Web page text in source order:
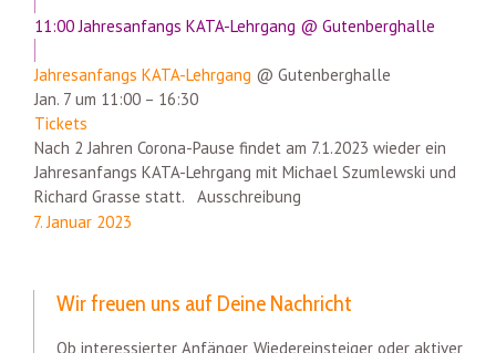
11:00 Jahresanfangs KATA-Lehrgang @ Gutenberghalle
Jahresanfangs KATA-Lehrgang @ Gutenberghalle
Jan. 7 um 11:00 – 16:30
Tickets
Nach 2 Jahren Corona-Pause findet am 7.1.2023 wieder ein
Jahresanfangs KATA-Lehrgang mit Michael Szumlewski und
Richard Grasse statt. Ausschreibung
7. Januar 2023
Wir freuen uns auf Deine Nachricht
Ob interessierter Anfänger, Wiedereinsteiger oder aktiver